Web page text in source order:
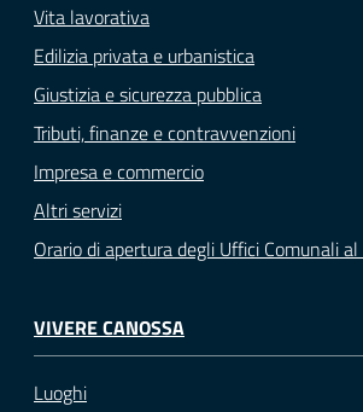
Vita lavorativa
Edilizia privata e urbanistica
Giustizia e sicurezza pubblica
Tributi, finanze e contravvenzioni
Impresa e commercio
Altri servizi
Orario di apertura degli Uffici Comunali
VIVERE CANOSSA
Luoghi